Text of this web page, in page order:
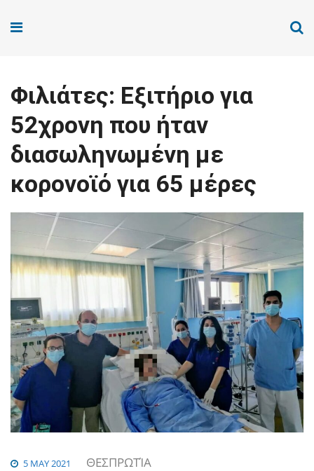
Φιλιάτες: Εξιτήριο για
52χρονη που ήταν
διασωληνωμένη με
κορονοϊό για 65 μέρες
5 MAY 2021 ΘΕΣΠΡΩΤΊΑ